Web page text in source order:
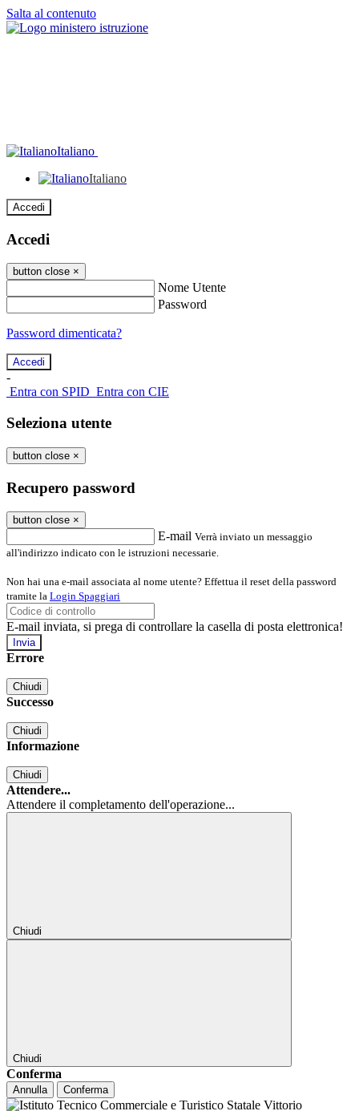
Salta al contenuto
Italiano
Italiano
Accedi
Accedi
button close ×
Nome Utente
Password
Password dimenticata?
-
Entra con SPID Entra con CIE
Seleziona utente
button close ×
Recupero password
button close ×
E-mail Verrà inviato un messaggio
all'indirizzo indicato con le istruzioni necessarie.
Non hai una e-mail associata al nome utente? Effettua il reset della password
tramite la Login Spaggiari
E-mail inviata, si prega di controllare la casella di posta elettronica!
Errore
Chiudi
Successo
Chiudi
Informazione
Chiudi
Attendere...
Attendere il completamento dell'operazione...
Chiudi
Chiudi
Conferma
Annulla Conferma